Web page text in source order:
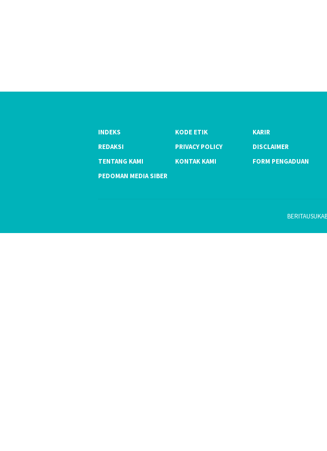
INDEKS KODE ETIK
KARIR
REDAKSI
PRIVACY POLICY
DISCLAIMER
TENTANG KAMI
KONTAK KAMI
FORM PENGADUAN
PEDOMAN MEDIA SIBER